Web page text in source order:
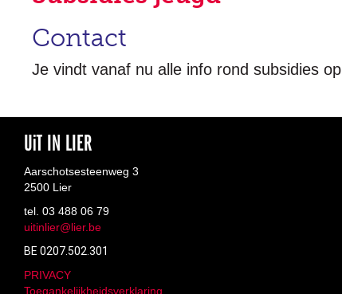
Contact
Je vindt vanaf nu alle info rond subsidies op
UiT IN LIER
Aarschotsesteenweg 3
2500 Lier
tel. 03 488 06 79
uitinlier@lier.be
BE 0207.502.301
PRIVACY
Toegankelijkheidsverklaring